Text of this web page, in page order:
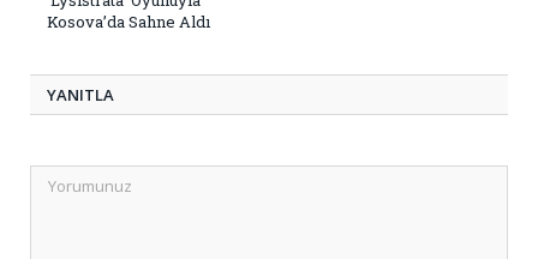
Kosova’da Sahne Aldı
YANITLA